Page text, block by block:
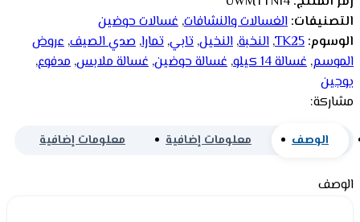
التصنيفات: الغسالات والنشافات, غسالات حوضين
الوسوم: TK25
, النخبة, النخيل, تابي, تمارا, صدي الصيف, عروض
الموسم, غسالة 14 كيلو , غسالة حوضين, غسالة ملابس, مدفوع,
يوجين
مشاركة:
الوصف معلومات إضافية معلومات إضافية
الوصف